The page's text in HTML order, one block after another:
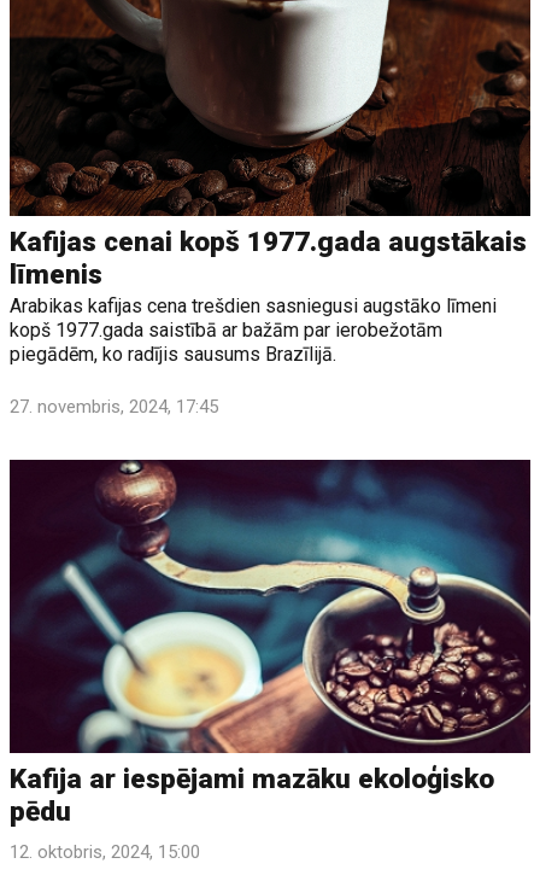
Kafijas cenai kopš 1977.gada augstākais
līmenis
Arabikas kafijas cena trešdien sasniegusi augstāko līmeni
kopš 1977.gada saistībā ar bažām par ierobežotām
piegādēm, ko radījis sausums Brazīlijā.
27. novembris, 2024, 17:45
Kafija ar iespējami mazāku ekoloģisko
pēdu
12. oktobris, 2024, 15:00